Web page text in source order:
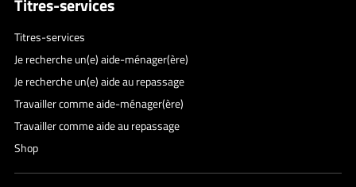
Titres-services
Titres-services
Je recherche un(e) aide-ménager(ère)
Je recherche un(e) aide au repassage
Travailler comme aide-ménager(ère)
Travailler comme aide au repassage
Shop